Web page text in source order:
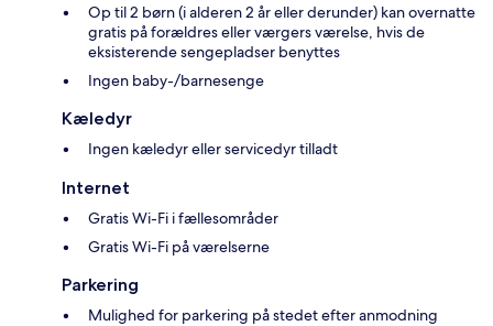
Op til 2 børn (i alderen 2 år eller derunder) kan overnatte
gratis på forældres eller værgers værelse, hvis de
eksisterende sengepladser benyttes
Ingen baby-/barnesenge
Kæledyr
Ingen kæledyr eller servicedyr tilladt
Internet
Gratis Wi-Fi i fællesområder
Gratis Wi-Fi på værelserne
Parkering
Mulighed for parkering på stedet efter anmodning